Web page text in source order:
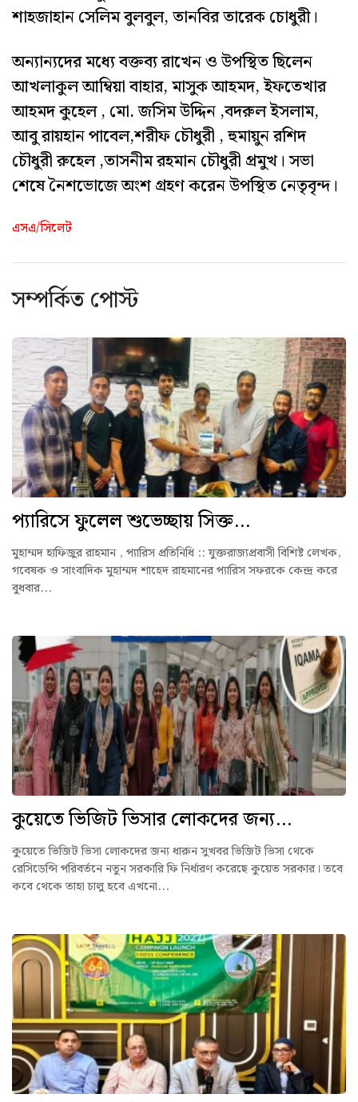
শাহজাহান সেলিম বুলবুল, তানবির তারেক চোধুরী।
অন্যান্যদের মধ্যে বক্তব্য রাখেন ও উপস্থিত ছিলেন
আখলাকুল আম্বিয়া বাহার, মাসুক আহমদ, ইফতেখার
আহমদ কুহেল , মো. জসিম উদ্দিন ,বদরুল ইসলাম,
আবু রায়হান পাবেল,শরীফ চৌধুরী , হুমায়ুন রশিদ
চৌধুরী রুহেল ,তাসনীম রহমান চৌধুরী প্রমুখ। সভা
শেষে নৈশভোজে অংশ গ্রহণ করেন উপস্থিত নেতৃবৃন্দ।
এসএ/সিলেট
সম্পর্কিত পোস্ট
প্যারিসে ফুলেল শুভেচ্ছায় সিক্ত...
মুহাম্মদ হাফিজুর রাহমান , প্যারিস প্রতিনিধি :: যুক্তরাজ্যপ্রবাসী বিশিষ্ট লেখক,
গবেষক ও সাংবাদিক মুহাম্মদ শাহেদ রাহমানের প্যারিস সফরকে কেন্দ্র করে
বুধবার...
কুয়েতে ভিজিট ভিসার লোকদের জন্য...
কুয়েতে ভিজিট ভিসা লোকদের জন্য ধারুন সুখবর ভিজিট ভিসা থেকে
রেসিডেন্সি পরিবর্তনে নতুন সরকারি ফি নির্ধারণ করেছে কুয়েত সরকার। তবে
কবে থেকে তাহা চালু হবে এখনো...